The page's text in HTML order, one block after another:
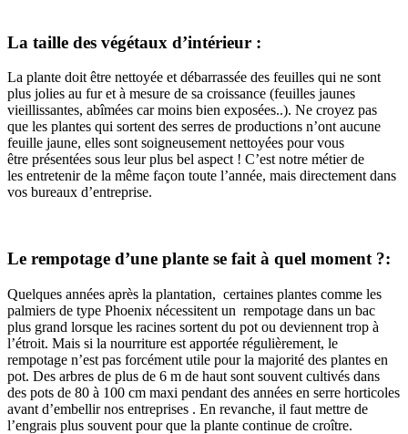
La taille des végétaux d’intérieur :
La plante doitêtre nettoyée etdébarrassée des feuilles qui ne sont
plus jolies au fur et à mesure de sa croissance (feuilles jaunes
vieillissantes, abîmées car moins bien exposées..). Ne croyez pas
que les plantes qui sortentdes serres de productions n’ontaucune
feuille jaune, elles sont soigneusement nettoyées pour vous
être présentées sous leur plus bel aspect! C’estnotre métierde
les entretenirde la même façon toute l’année, mais directement dans
vos bureaux d’entreprise.
Le rempotage d’une plante se fait à quel moment ?:
Quelques années après la plantation, certaines plantes comme les
palmiers de type Phoenix nécessitent un rempotage dans un bac
plus grand lorsque les racines sortent du pot ou deviennent trop à
l’étroit. Mais si la nourriture est apportée régulièrement, le
rempotage n’est pas forcément utile pour la majorité des plantes en
pot. Des arbres de plus de 6 m de haut sont souvent cultivés dans
des pots de 80 à 100 cm maxi pendant des années en serre horticoles
avant d’embellir nos entreprises . En revanche, il faut mettre de
l’engrais plus souvent pour que la plante continue de croître.